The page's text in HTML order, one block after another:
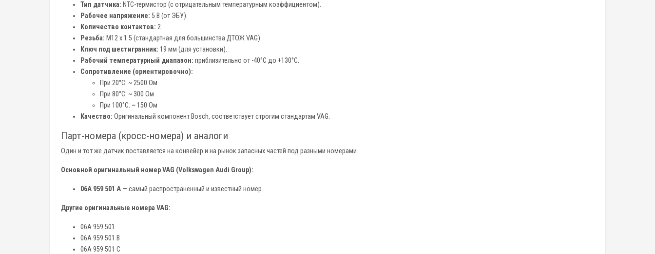
Тип датчика: NTC-термистор (с отрицательным температурным коэффициентом).
Рабочее напряжение: 5 В (от ЭБУ).
Количество контактов: 2.
Резьба: M12 x 1.5 (стандартная для большинства ДТОЖ VAG).
Ключ под шестигранник: 19 мм (для установки).
Рабочий температурный диапазон: приблизительно от -40°C до +130°C.
Сопротивление (ориентировочно):
При 20°C: ~ 2500 Ом
При 80°C: ~ 300 Ом
При 100°C: ~ 150 Ом
Качество: Оригинальный компонент Bosch, соответствует строгим стандартам VAG.
Парт-номера (кросс-номера) и аналоги
Один и тот же датчик поставляется на конвейер и на рынок запасных частей под разными номерами.
Основной оригинальный номер VAG (Volkswagen Audi Group):
06A 959 501 A — самый распространенный и известный номер.
Другие оригинальные номера VAG:
06A 959 501
06A 959 501 B
06A 959 501 C